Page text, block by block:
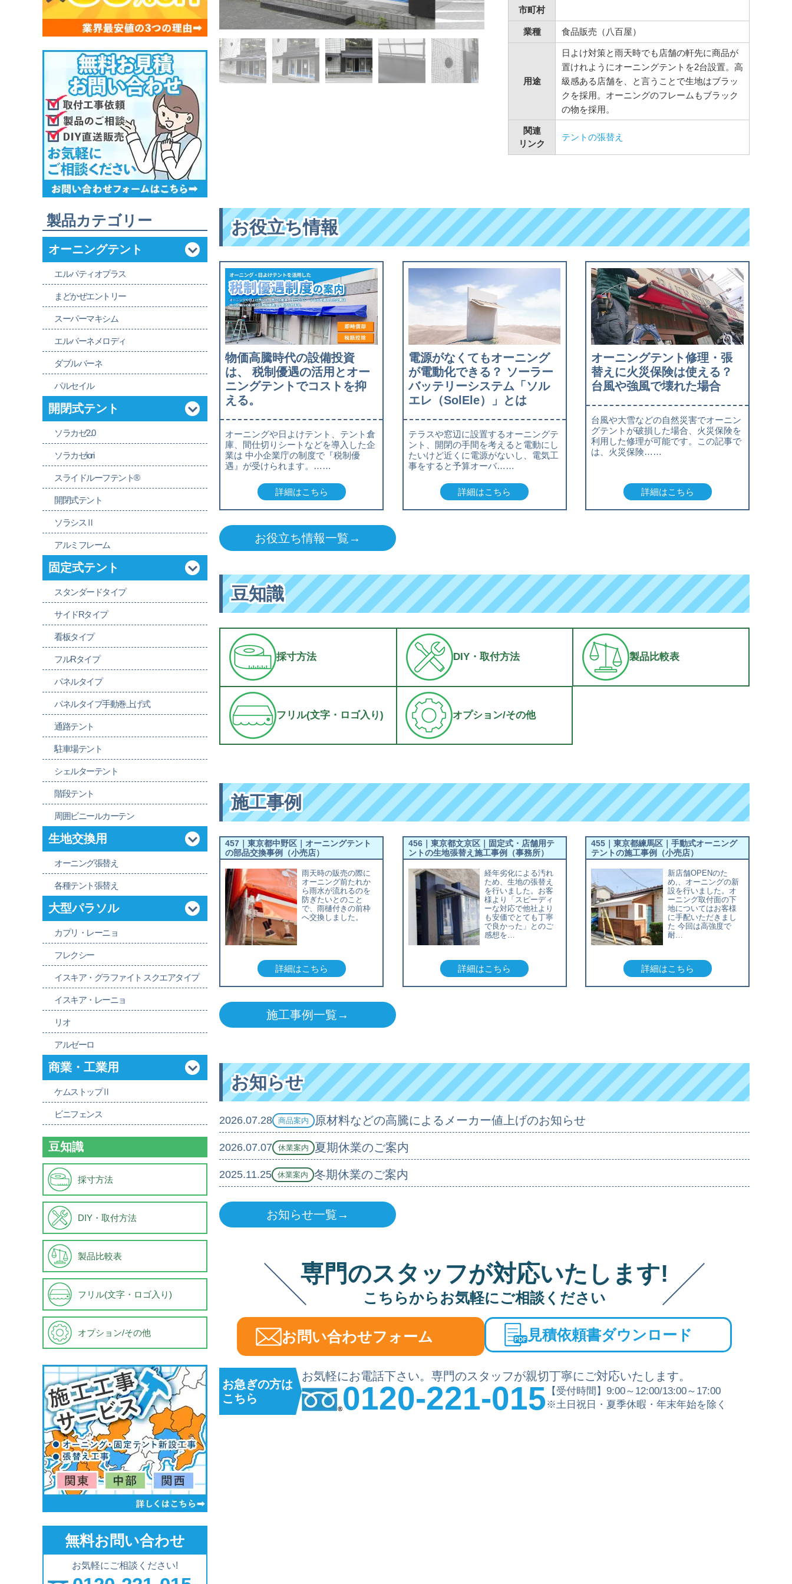
市町村
業種 食品販売（八百屋）
用途
日よけ対策と雨天時でも店舗の軒先に商品が
置けれようにオーニングテントを2台設置。高
級感ある店舗を、と言うことで生地はブラッ
クを採用。オーニングのフレームもブラック
の物を採用。
関連
リンク
テントの張替え
お役立ち情報
物価高騰時代の設備投資
は、 税制優遇の活用とオー
ニングテントでコストを抑
える。
オーニングや日よけテント、テント倉
庫、間仕切りシートなどを導入した企
業は 中小企業庁の制度で『税制優
遇』が受けられます。……
詳細はこちら
電源がなくてもオーニング
が電動化できる？ ソーラー
バッテリーシステム「ソル
エレ（SolEle）」とは
テラスや窓辺に設置するオーニングテ
ント、開閉の手間を考えると電動にし
たいけど近くに電源がないし、電気工
事をすると予算オーバ……
詳細はこちら
オーニングテント修理・張
替えに火災保険は使える？
台風や強風で壊れた場合
台風や大雪などの自然災害でオーニン
グテントが破損した場合、火災保険を
利用した修理が可能です。この記事で
は、火災保険……
詳細はこちら
お役立ち情報一覧→
豆知識
採寸方法 DIY・取付方法 製品比較表
フリル(文字・ロゴ入り) オプション/その他
施工事例
457｜東京都中野区｜オーニングテント
の部品交換事例（小売店）
雨天時の販売の際に
オーニング前たれか
ら雨水が流れるのを
防ぎたいとのこと
で、雨樋付きの前枠
へ交換しました。
詳細はこちら
456｜東京都文京区｜固定式・店舗用テ
ントの生地張替え施工事例（事務所）
経年劣化による汚れ
ため、生地の張替え
を行いました。お客
様より「スピーディ
ーな対応で他社より
も安価でとても丁寧
で良かった」とのご
感想を…
詳細はこちら
455｜東京都練馬区｜手動式オーニング
テントの施工事例（小売店）
新店舗OPENのた
め,、オーニングの新
設を行いました。オ
ーニング取付面の下
地についてはお客様
に手配いただきまし
た 今回は高強度で
耐…
詳細はこちら
施工事例一覧→
お知らせ
2026.07.28 商品案内 原材料などの高騰によるメーカー値上げのお知らせ
2026.07.07 休業案内 夏期休業のご案内
2025.11.25 休業案内 冬期休業のご案内
お知らせ一覧→
専門のスタッフが対応いたします!
こちらからお気軽にご相談ください
お問い合わせフォーム 見積依頼書ダウンロード
お急ぎの方は
こちら
お気軽にお電話下さい。専門のスタッフが親切丁寧にご対応いたします。
0120-221-015
【受付時間】9:00～12:00/13:00～17:00
※土日祝日・夏季休暇・年末年始を除く
製品カテゴリー
オーニングテント
エルパティオプラス
まどかぜエントリー
スーパーマキシム
エルバーネメロディ
ダブルバーネ
パルセイル
開閉式テント
ソラカゼ2.0
ソラカゼiori
スライドルーフテント®
開閉式テント
ソラシスⅡ
アルミフレーム
固定式テント
スタンダードタイプ
サイドRタイプ
看板タイプ
フルRタイプ
パネルタイプ
パネルタイプ手動巻上げ式
通路テント
駐車場テント
シェルターテント
階段テント
周囲ビニールカーテン
生地交換用
オーニング張替え
各種テント張替え
大型パラソル
カプリ・レーニョ
フレクシー
イスキア・グラファイト スクエアタイプ
イスキア・レーニョ
リオ
アルゼーロ
商業・工業用
ケムストップⅡ
ビニフェンス
豆知識
採寸方法
DIY・取付方法
製品比較表
フリル(文字・ロゴ入り)
オプション/その他
無料お問い合わせ
お気軽にご相談ください!